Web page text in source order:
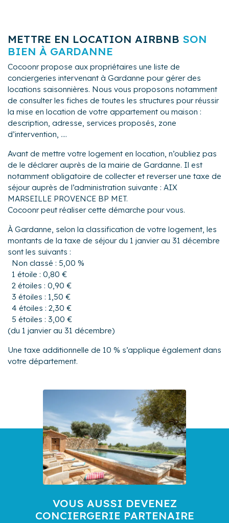
METTRE EN LOCATION AIRBNB SON
BIEN À GARDANNE
Cocoonr propose aux propriétaires une liste de
conciergeries intervenant à Gardanne pour gérer des
locations saisonnières. Nous vous proposons notamment
de consulter les fiches de toutes les structures pour réussir
la mise en location de votre appartement ou maison :
description, adresse, services proposés, zone
d’intervention, ....
Avant de mettre votre logement en location, n’oubliez pas
de le déclarer auprès de la mairie de Gardanne. Il est
notamment obligatoire de collecter et reverser une taxe de
séjour auprès de l’administration suivante : AIX
MARSEILLE PROVENCE BP MET.
Cocoonr peut réaliser cette démarche pour vous.
À Gardanne, selon la classification de votre logement, les
montants de la taxe de séjour du 1 janvier au 31 décembre
sont les suivants :
Non classé : 5,00 %
1 étoile : 0,80 €
2 étoiles : 0,90 €
3 étoiles : 1,50 €
4 étoiles : 2,30 €
5 étoiles : 3,00 €
(du 1 janvier au 31 décembre)
Une taxe additionnelle de 10 % s’applique également dans
votre département.
VOUS AUSSI DEVENEZ
CONCIERGERIE PARTENAIRE